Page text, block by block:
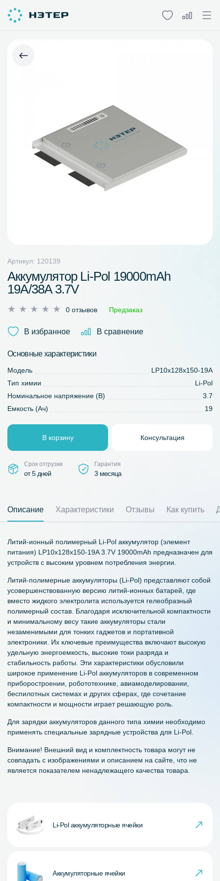
Артикул: 120139
Аккумулятор Li-Pol 19000mAh
19A/38A 3.7V
Оценка
из
0 отзывов Предзаказ
В избранное В сравнение
Основные характеристики
Модель
LP10x128x150-19A
Тип химии
Li-Pol
Номинальное напряжение (В)
3.7
Емкость (Ач)
19
В корзину Консультация
Срок отгрузки
от 5 дней
Гарантия
3 месяца
Описание Характеристики Отзывы Как купить
Литий-ионный полимерный Li-Pol аккумулятор (элемент
питания) LP10x128x150-19A 3.7V 19000mAh предназначен для
устройств с высоким уровнем потребления энергии.
Литий-полимерные аккумуляторы (Li-Pol) представляют собой
усовершенствованную версию литий-ионных батарей, где
вместо жидкого электролита используется гелеобразный
полимерный состав. Благодаря исключительной компактности
и минимальному весу такие аккумуляторы стали
незаменимыми для тонких гаджетов и портативной
электроники. Их ключевые преимущества включают высокую
удельную энергоемкость, высокие токи разряда и
стабильность работы. Эти характеристики обусловили
широкое применение Li-Pol аккумуляторов в современном
приборостроении, робототехнике, авиамоделировании,
беспилотных системах и других сферах, где сочетание
компактности и мощности играет решающую роль.
Для зарядки аккумуляторов данного типа химии необходимо
применять специальные зарядные устройства для Li-Pol.
Внимание! Внешний вид и комплектность товара могут не
совпадать с изображениями и описанием на сайте, что не
является показателем ненадлежащего качества товара.
Li-Pol аккумуляторные ячейки
Аккумуляторные ячейки